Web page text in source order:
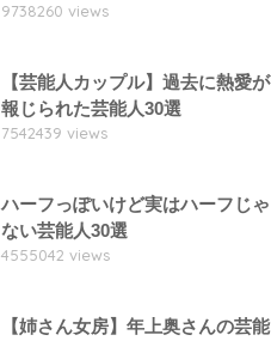
9738260 views
【芸能人カップル】過去に熱愛が
報じられた芸能人30選
7542439 views
ハーフっぽいけど実はハーフじゃ
ない芸能人30選
4555042 views
【姉さん女房】年上奥さんの芸能